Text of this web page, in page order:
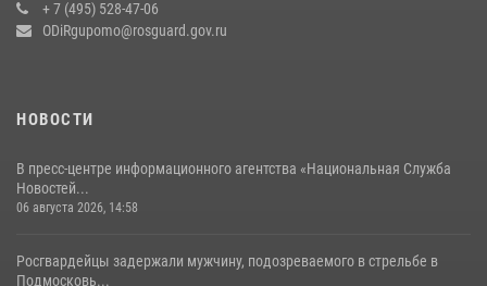
14 июля 2026, 15:13
+ 7 (495) 528-47-06
ODiRgupomo@rosguard.gov.ru
НОВОСТИ
В пресс-центре информационного агентства «Национальная Служба
Новостей...
06 августа 2026, 14:58
Росгвардейцы задержали мужчину, подозреваемого в стрельбе в
Подмосковь...